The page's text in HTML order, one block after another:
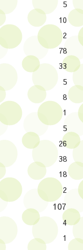
5
10
2
78
33
5
8
1
5
26
38
18
2
107
4
1